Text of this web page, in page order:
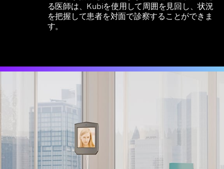
る医師は、Kubiを使用して周囲を見回し、状況
を把握して患者を対面で診察することができま
す。